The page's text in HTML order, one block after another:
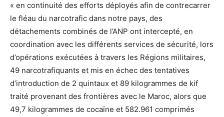
« en continuité des efforts déployés afin de contrecarrer
le fléau du narcotrafic dans notre pays, des
détachements combinés de l’ANP ont intercepté, en
coordination avec les différents services de sécurité, lors
d’opérations exécutées à travers les Régions militaires,
49 narcotrafiquants et mis en échec des tentatives
d’introduction de 2 quintaux et 89 kilogrammes de kif
traité provenant des frontières avec le Maroc, alors que
49,7 kilogrammes de cocaïne et 582.961 comprimés